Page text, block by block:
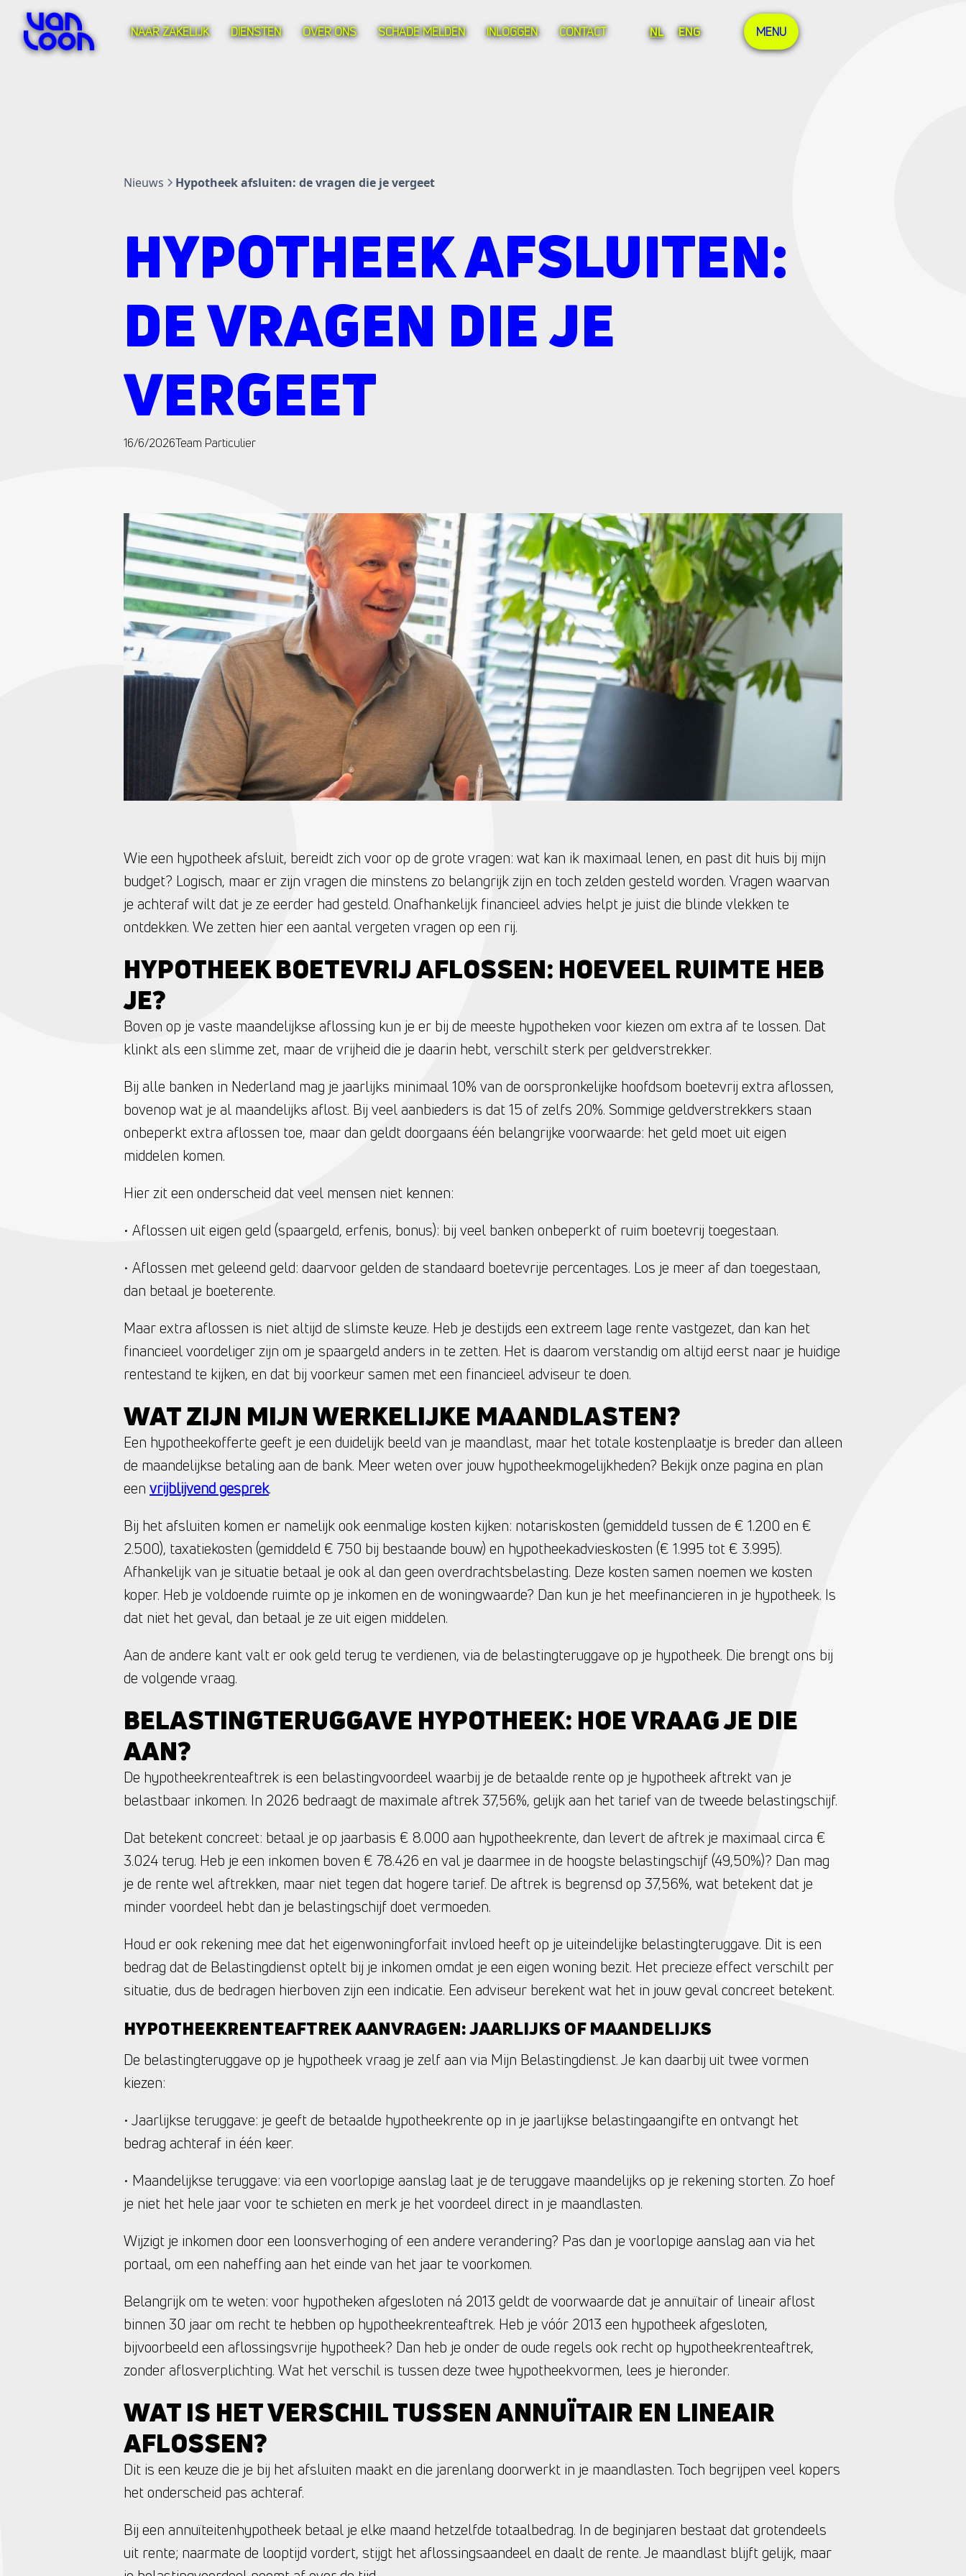
NAAR ZAKELIJK DIENSTEN OVER ONS SCHADE MELDEN INLOGGEN CONTACT NL ENG MENU
Nieuws Hypotheek afsluiten: de vragen die je vergeet
HYPOTHEEK AFSLUITEN:
DE VRAGEN DIE JE
VERGEET
16/6/2026Team Particulier
Wie een hypotheek afsluit, bereidt zich voor op de grote vragen: wat kan ik maximaal lenen, en past dit huis bij mijn
budget? Logisch, maar er zijn vragen die minstens zo belangrijk zijn en toch zelden gesteld worden. Vragen waarvan
je achteraf wilt dat je ze eerder had gesteld. Onafhankelijk financieel advies helpt je juist die blinde vlekken te
ontdekken. We zetten hier een aantal vergeten vragen op een rij.
HYPOTHEEK BOETEVRIJ AFLOSSEN: HOEVEEL RUIMTE HEB
JE?
Boven op je vaste maandelijkse aflossing kun je er bij de meeste hypotheken voor kiezen om extra af te lossen. Dat
klinkt als een slimme zet, maar de vrijheid die je daarin hebt, verschilt sterk per geldverstrekker.
Bij alle banken in Nederland mag je jaarlijks minimaal 10% van de oorspronkelijke hoofdsom boetevrij extra aflossen,
bovenop wat je al maandelijks aflost. Bij veel aanbieders is dat 15 of zelfs 20%. Sommige geldverstrekkers staan
onbeperkt extra aflossen toe, maar dan geldt doorgaans één belangrijke voorwaarde: het geld moet uit eigen
middelen komen.
Hier zit een onderscheid dat veel mensen niet kennen:
• Aflossen uit eigen geld (spaargeld, erfenis, bonus): bij veel banken onbeperkt of ruim boetevrij toegestaan.
• Aflossen met geleend geld: daarvoor gelden de standaard boetevrije percentages. Los je meer af dan toegestaan,
dan betaal je boeterente.
Maar extra aflossen is niet altijd de slimste keuze. Heb je destijds een extreem lage rente vastgezet, dan kan het
financieel voordeliger zijn om je spaargeld anders in te zetten. Het is daarom verstandig om altijd eerst naar je huidige
rentestand te kijken, en dat bij voorkeur samen met een financieel adviseur te doen.
WAT ZIJN MIJN WERKELIJKE MAANDLASTEN?
Een hypotheekofferte geeft je een duidelijk beeld van je maandlast, maar het totale kostenplaatje is breder dan alleen
de maandelijkse betaling aan de bank. Meer weten over jouw hypotheekmogelijkheden? Bekijk onze pagina en plan
een vrijblijvend gesprek.
Bij het afsluiten komen er namelijk ook eenmalige kosten kijken: notariskosten (gemiddeld tussen de € 1.200 en €
2.500), taxatiekosten (gemiddeld € 750 bij bestaande bouw) en hypotheekadvieskosten (€ 1.995 tot € 3.995).
Afhankelijk van je situatie betaal je ook al dan geen overdrachtsbelasting. Deze kosten samen noemen we kosten
koper. Heb je voldoende ruimte op je inkomen en de woningwaarde? Dan kun je het meefinancieren in je hypotheek. Is
dat niet het geval, dan betaal je ze uit eigen middelen.
Aan de andere kant valt er ook geld terug te verdienen, via de belastingteruggave op je hypotheek. Die brengt ons bij
de volgende vraag.
BELASTINGTERUGGAVE HYPOTHEEK: HOE VRAAG JE DIE
AAN?
De hypotheekrenteaftrek is een belastingvoordeel waarbij je de betaalde rente op je hypotheek aftrekt van je
belastbaar inkomen. In 2026 bedraagt de maximale aftrek 37,56%, gelijk aan het tarief van de tweede belastingschijf.
Dat betekent concreet: betaal je op jaarbasis € 8.000 aan hypotheekrente, dan levert de aftrek je maximaal circa €
3.024 terug. Heb je een inkomen boven € 78.426 en val je daarmee in de hoogste belastingschijf (49,50%)? Dan mag
je de rente wel aftrekken, maar niet tegen dat hogere tarief. De aftrek is begrensd op 37,56%, wat betekent dat je
minder voordeel hebt dan je belastingschijf doet vermoeden.
Houd er ook rekening mee dat het eigenwoningforfait invloed heeft op je uiteindelijke belastingteruggave. Dit is een
bedrag dat de Belastingdienst optelt bij je inkomen omdat je een eigen woning bezit. Het precieze effect verschilt per
situatie, dus de bedragen hierboven zijn een indicatie. Een adviseur berekent wat het in jouw geval concreet betekent.
HYPOTHEEKRENTEAFTREK AANVRAGEN: JAARLIJKS OF MAANDELIJKS
De belastingteruggave op je hypotheek vraag je zelf aan via Mijn Belastingdienst. Je kan daarbij uit twee vormen
kiezen:
• Jaarlijkse teruggave: je geeft de betaalde hypotheekrente op in je jaarlijkse belastingaangifte en ontvangt het
bedrag achteraf in één keer.
• Maandelijkse teruggave: via een voorlopige aanslag laat je de teruggave maandelijks op je rekening storten. Zo hoef
je niet het hele jaar voor te schieten en merk je het voordeel direct in je maandlasten.
Wijzigt je inkomen door een loonsverhoging of een andere verandering? Pas dan je voorlopige aanslag aan via het
portaal, om een naheffing aan het einde van het jaar te voorkomen.
Belangrijk om te weten: voor hypotheken afgesloten ná 2013 geldt de voorwaarde dat je annuïtair of lineair aflost
binnen 30 jaar om recht te hebben op hypotheekrenteaftrek. Heb je vóór 2013 een hypotheek afgesloten,
bijvoorbeeld een aflossingsvrije hypotheek? Dan heb je onder de oude regels ook recht op hypotheekrenteaftrek,
zonder aflosverplichting. Wat het verschil is tussen deze twee hypotheekvormen, lees je hieronder.
WAT IS HET VERSCHIL TUSSEN ANNUÏTAIR EN LINEAIR
AFLOSSEN?
Dit is een keuze die je bij het afsluiten maakt en die jarenlang doorwerkt in je maandlasten. Toch begrijpen veel kopers
het onderscheid pas achteraf.
Bij een annuïteitenhypotheek betaal je elke maand hetzelfde totaalbedrag. In de beginjaren bestaat dat grotendeels
uit rente; naarmate de looptijd vordert, stijgt het aflossingsaandeel en daalt de rente. Je maandlast blijft gelijk, maar